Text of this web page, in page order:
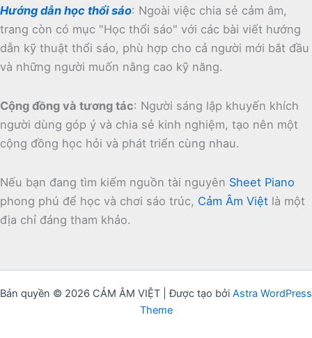
Hướng dẫn học thổi sáo: Ngoài việc chia sẻ cảm âm,
trang còn có mục "Học thổi sáo" với các bài viết hướng
dẫn kỹ thuật thổi sáo, phù hợp cho cả người mới bắt đầu
và những người muốn nâng cao kỹ năng.
Cộng đồng và tương tác: Người sáng lập khuyến khích
người dùng góp ý và chia sẻ kinh nghiệm, tạo nên một
cộng đồng học hỏi và phát triển cùng nhau.
Nếu bạn đang tìm kiếm nguồn tài nguyên Sheet Piano
phong phú để học và chơi sáo trúc, Cảm Âm Việt là một
địa chỉ đáng tham khảo.
Bản quyền © 2026 CẢM ÂM VIỆT | Được tạo bởi Astra WordPress
Theme